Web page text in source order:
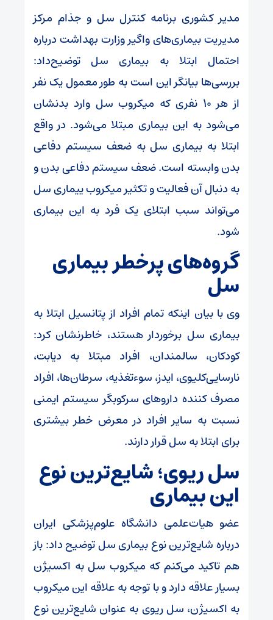
مدیر کشوری برنامه کنترل سل و جذام مرکز
مدیریت بیماری‌های واگیر وزارت بهداشت درباره
احتمال ابتلا به بیماری سل توضیح‌داد:
بررسی‌ها بیانگر این است به طور معمول یک نفر
از هر ۱۰ نفری که میکروب سل وارد بدنشان
می‌شود به این بیماری مبتلا می‌شود. در واقع
ابتلا به بیماری سل به ضعف سیستم دفاعی
بدن وابسته است. ضعف سیستم دفاعی بدن و
به دنبال آن فعالیت و تکثیر میکروب ییماری سل
می‌تواند سبب ابتلای یک فرد به این بیماری
شود.
گروه‌های پرخطر بیماری
سل
وی با بیان اینکه تمام افراد از پتانسیل ابتلا به
بیماری سل برخوردار هستند، خاطرنشان کرد:
کودکان، سالمندان، افراد مبتلا به دیابت،
نارسایی‌کلیوی، ایدز، سوءتغذیه، سرطان‌ها، افراد
مصرف کننده داروهای سرکوبگر سیستم ایمنی
نسبت به سایر افراد در معرض خطر بیشتری
برای ابتلا به سل قرار دارند.
سل ریوی؛ شایع‌ترین نوع
این بیماری
عضو هیات‌علمی دانشگاه علوم‌پزشکی ایران
درباره شایع‌ترین نوع بیماری سل توضیح داد: باز
هم تاکید می‌کنم که میکروب سل به اکسیژن
بسیار علاقه دارد و با توجه به علاقه این میکروب
به اکسیژن، سل ریوی به عنوان شایع‌ترین نوع